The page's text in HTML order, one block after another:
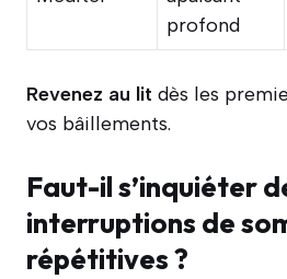
profond
Revenez au lit dès les
vos bâillements.
Faut-il s’inquiéter
interruptions de
répétitives ?